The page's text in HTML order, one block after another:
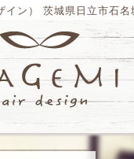
ン） 茨城県日立市石